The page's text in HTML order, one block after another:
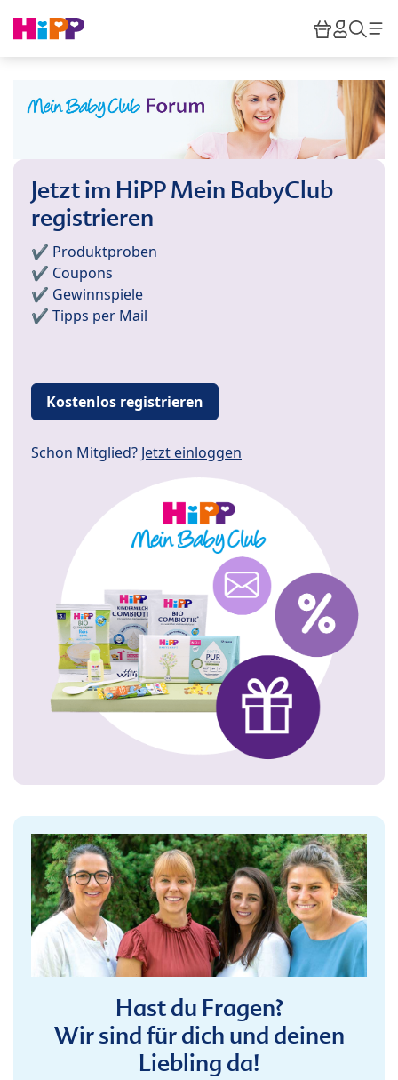
HiPP
Jetzt im HiPP Mein BabyClub
registrieren
✔️ Produktproben
✔️ Coupons
✔️ Gewinnspiele
✔️ Tipps per Mail
Kostenlos registrieren
Schon Mitglied? Jetzt einloggen
Hast du Fragen?
Wir sind für dich und deinen
Liebling da!